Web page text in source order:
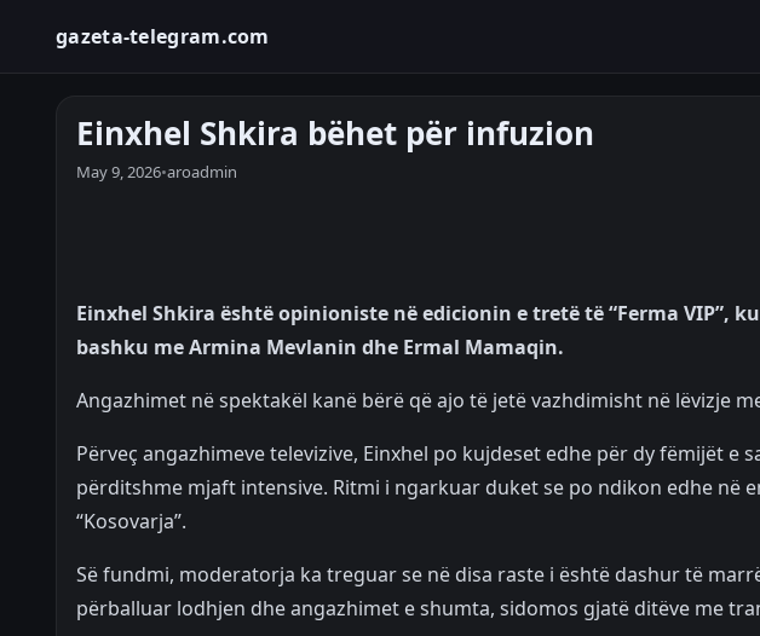
gazeta-telegram.com
Einxhel Shkira bëhet për infuzion
May 9, 2026•aroadmin
Einxhel Shkira është opinioniste në edicionin e tretë të “Ferma VIP”,
bashku me Armina Mevlanin dhe Ermal Mamaqin.
Angazhimet në spektakël kanë bërë që ajo të jetë vazhdimisht në lëvizje
Përveç angazhimeve televizive, Einxhel po kujdeset edhe për dy fëmijët e
përditshme mjaft intensive. Ritmi i ngarkuar duket se po ndikon edhe në
“Kosovarja”.
Së fundmi, moderatorja ka treguar se në disa raste i është dashur të
përballuar lodhjen dhe angazhimet e shumta, sidomos gjatë ditëve me